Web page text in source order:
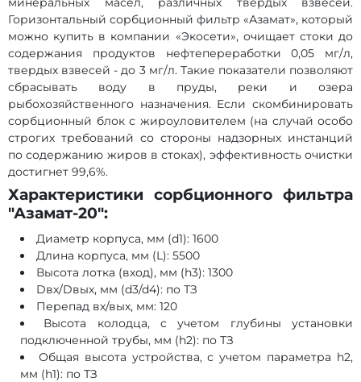
Горизонтальный сорбционный фильтр «Азамат», который
можно купить в компании «Экосети», очищает стоки до
содержания продуктов нефтепереработки 0,05 мг/л,
твердых взвесей - до 3 мг/л. Такие показатели позволяют
сбрасывать воду в пруды, реки и озера
рыбохозяйственного назначения. Если скомбинировать
сорбционный блок с жироуловителем (на случай особо
строгих требований со стороны надзорных инстанций
по содержанию жиров в стоках), эффективность очистки
достигнет 99,6%.
Характеристики сорбционного фильтра
"Азамат-20":
Диаметр корпуса, мм (d1): 1600
Длина корпуса, мм (L): 5500
Высота лотка (вход), мм (h3): 1300
Dвх/Dвых, мм (d3/d4): по ТЗ
Перепад вх/вых, мм: 120
Высота колодца, с учетом глубины установки
подключенной трубы, мм (h2): по ТЗ
Общая высота устройства, с учетом параметра h2,
мм (h1): по ТЗ